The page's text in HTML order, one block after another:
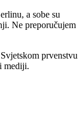
a sobe su
Ne preporučujem
prvenstvu
mediji.